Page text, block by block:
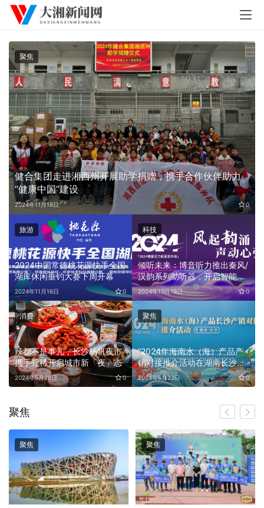
健合集团走进湘西州开展助学捐赠，携手合作伙伴助力
“健康中国”建设
2024年11月18日 0
聚焦
2024中国常德桃花源快手全国
湖库休闲垂钓大赛下周开幕
2024年11月16日 0
旅游
倾听未来：博音听力推出秦风/
汉韵系列助听器，开启智能聆
听新时代
2024年10月19日 0
科技
辣都不是事儿，长沙杨帆夜市
携手甄稀开启城市新「夜」态
2024年5月28日 0
消费
“2024年海南水（海）产品产
销对接推介活动在湖南长沙举
办”
2024年5月23日 0
聚焦
聚焦
聚焦 聚焦